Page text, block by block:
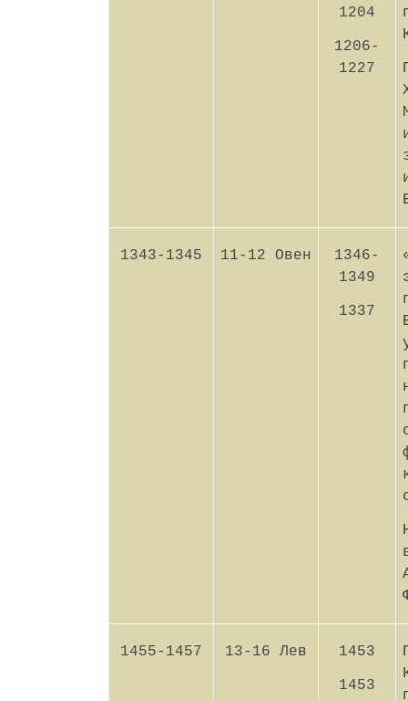
1204
1206-
1227
1343-1345 11-12 Овен
1346-
1349
1337
1455-1457 13-16 Лев 1453
1453